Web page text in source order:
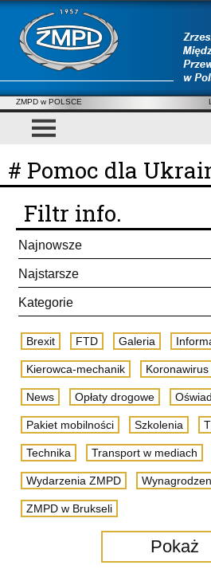
ZMPD w POLSCE
# Pomoc dla
Filtr info.
Najnowsze
Najstarsze
Kategorie
Brexit FTD Galeria
Kierowca-mechanik Koronawirus
News Opłaty drogowe
Pakiet mobilności Szkolenia
Technika Transport w mediach
Wydarzenia ZMPD
ZMPD w Brukseli
Pokaż